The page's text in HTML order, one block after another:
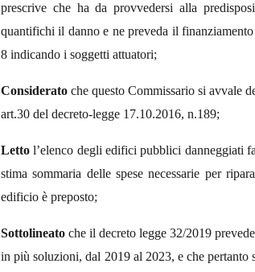
prescrive che ha da provvedersi alla
quantifichi il danno e ne preveda il
8 indicando i soggetti attuatori;
Consideratoche questo Commissario si avvale
art.30 del decreto-legge 17.10.2016, n.189;
Lettol’elenco degli edifici pubblici danneggiati
stima sommaria delle spese necessarie per
edificio è preposto;
Sottolineatoche il decreto legge 32/2019
in più soluzioni, dal 2019 al 2023, e che pertanto